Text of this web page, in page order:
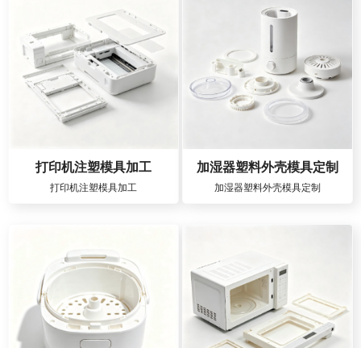
打印机注塑模具加工
打印机注塑模具加工
加湿器塑料外壳模具定制
加湿器塑料外壳模具定制